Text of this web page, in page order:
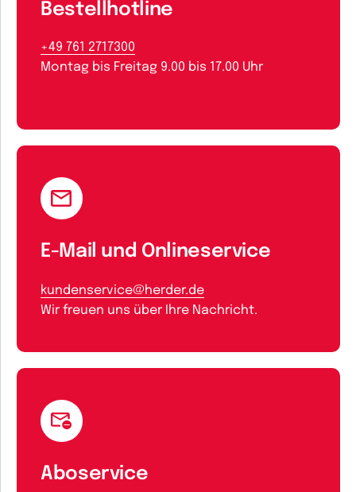
Bestellhotline
+49 761 2717300
Montag bis Freitag 9.00 bis 17.00 Uhr
E-Mail und Onlineservice
kundenservice@herder.de
Wir freuen uns über Ihre Nachricht.
Aboservice